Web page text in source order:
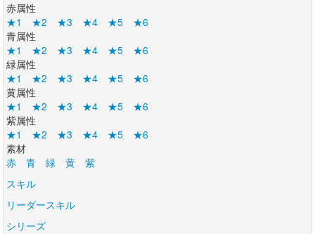
赤属性
★1
★2 ★3 ★4 ★5
★6
青属性
★1
★2 ★3 ★4 ★5
★6
緑属性
★1
★2 ★3 ★4 ★5
★6
黄属性
★1
★2 ★3 ★4 ★5
★6
紫属性
★1
★2 ★3 ★4 ★5
★6
素材
赤
青 緑 黄
紫
スキル
リーダースキル
シリーズ